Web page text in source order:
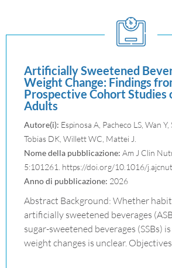
Artificially Sweetened
Weight Change: Findings
Prospective Cohort Studies
Adults
Autore(i): Espinosa A, Pacheco LS, Wan Y,
Tobias DK, Willett WC, Mattei J.
Nome della pubblicazione: Am J Clin
5:101261. https://doi.org/10.1016/
Anno di pubblicazione: 2026
Abstract Background: Whether
artificially sweetened beverages
sugar-sweetened beverages (SSBs)
weight changes is unclear.